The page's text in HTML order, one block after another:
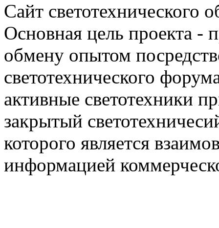
Сайт светотехнического
Основная цель проекта -
обмену опытом
светотехнического
активные светотехники
закрытый
которого является
информацией